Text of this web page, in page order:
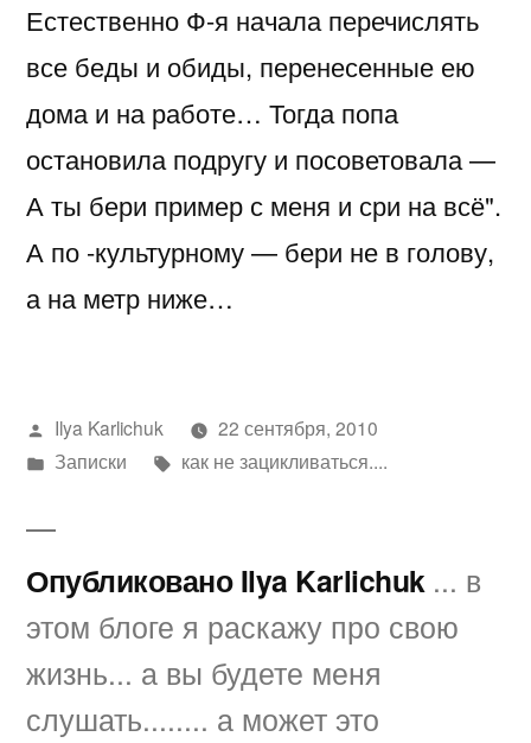
Естественно Ф-я начала перечислять
все беды и обиды, перенесенные ею
дома и на работе… Тогда попа
остановила подругу и посоветовала —
А ты бери пример с меня и сри на всё".
А по -культурному — бери не в голову,
а на метр ниже…
Написано
автором
Ilya Karlichuk
22 сентября, 2010
Написано
Записки Метки:
как не зацикливаться....
Опубликовано Ilya Karlichuk ... в
этом блоге я раскажу про свою
жизнь... а вы будете меня
слушать........ а может это